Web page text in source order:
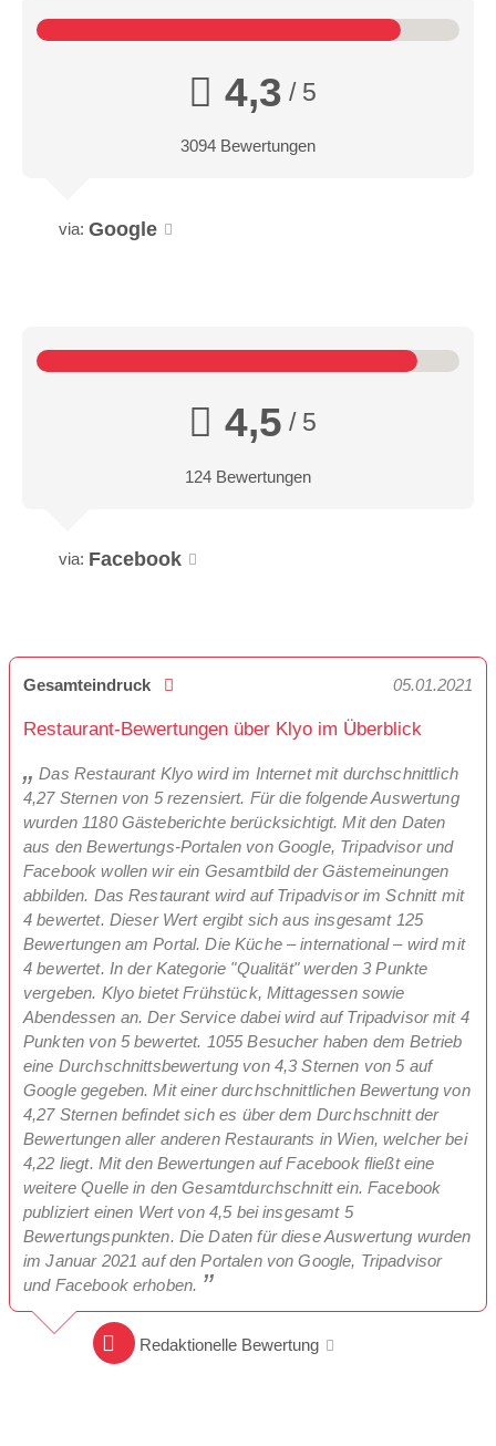
4,3 / 5
3094 Bewertungen
via: Google
4,5 / 5
124 Bewertungen
via: Facebook
Gesamteindruck 05.01.2021
Restaurant-Bewertungen über Klyo im Überblick
Das Restaurant Klyo wird im Internet mit durchschnittlich
4,27 Sternen von 5 rezensiert. Für die folgende Auswertung
wurden 1180 Gästeberichte berücksichtigt. Mit den Daten
aus den Bewertungs-Portalen von Google, Tripadvisor und
Facebook wollen wir ein Gesamtbild der Gästemeinungen
abbilden. Das Restaurant wird auf Tripadvisor im Schnitt mit
4 bewertet. Dieser Wert ergibt sich aus insgesamt 125
Bewertungen am Portal. Die Küche – international – wird mit
4 bewertet. In der Kategorie "Qualität" werden 3 Punkte
vergeben. Klyo bietet Frühstück, Mittagessen sowie
Abendessen an. Der Service dabei wird auf Tripadvisor mit 4
Punkten von 5 bewertet. 1055 Besucher haben dem Betrieb
eine Durchschnittsbewertung von 4,3 Sternen von 5 auf
Google gegeben. Mit einer durchschnittlichen Bewertung von
4,27 Sternen befindet sich es über dem Durchschnitt der
Bewertungen aller anderen Restaurants in Wien, welcher bei
4,22 liegt. Mit den Bewertungen auf Facebook fließt eine
weitere Quelle in den Gesamtdurchschnitt ein. Facebook
publiziert einen Wert von 4,5 bei insgesamt 5
Bewertungspunkten. Die Daten für diese Auswertung wurden
im Januar 2021 auf den Portalen von Google, Tripadvisor
und Facebook erhoben.
Redaktionelle Bewertung